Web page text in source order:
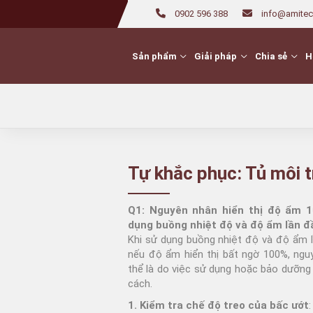
0902 596 388
Sản phẩm
Thay đổi ngoại
quan
Thử độ co
Máy giặt thí nghiệm
WH6
Máy giặt ISO: Wascator
Máy giặt cửa trên
Labtex
Thử bền màu
Bền màu ánh
Bền màu ma
Bền màu giặt
Thử độ bền
Mài mòn –
Giải pháp
Chuyển đổi số phòng
thí nghiệm dệt may
Bền màu ma
Bền màu giặt
Bền màu ánh
Thử hiệu năng
Độ thoáng khí
Máy nhuộm thí
Chia sẻ
Tự khắc phục: Tủ môi
Q1: Nguyên nhân hiển thị độ ẩm
dụng buồng nhiệt độ và độ ẩm lần
Khi sử dụng buồng nhiệt độ và độ ẩm
nếu độ ẩm hiển thị bất ngờ 100%,
thể là do việc sử dụng hoặc bảo
cách.
1. Kiểm tra chế độ treo của bấc ướt: